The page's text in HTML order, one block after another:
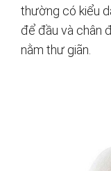
thường có kiểu
để đầu và chân
nằm thư giãn.